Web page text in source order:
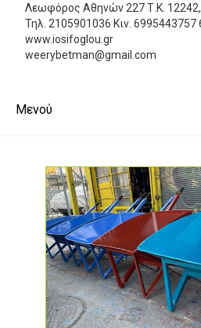
Λεωφόρος Αθηνών 227Τ.Κ.
Τηλ. 2105901036 Κιν. 6995443757
www.iosifoglou.gr
weerybetman@gmail.com
Μενού